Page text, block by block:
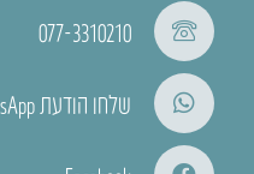
077-3310210
שלחו הודעת WhatsApp